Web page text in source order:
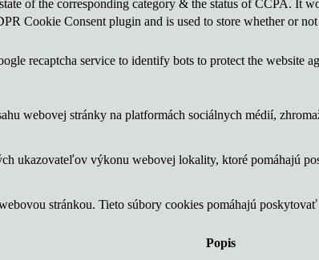
of the corresponding category & the status of CCPA. It
Cookie Consent plugin and is used to store whether or
recaptcha service to identify bots to protect the website
webovej stránky na platformách sociálnych médií,
ukazovateľov výkonu webovej lokality, ktoré pomáhajú
stránkou. Tieto súbory cookies pomáhajú
Popis